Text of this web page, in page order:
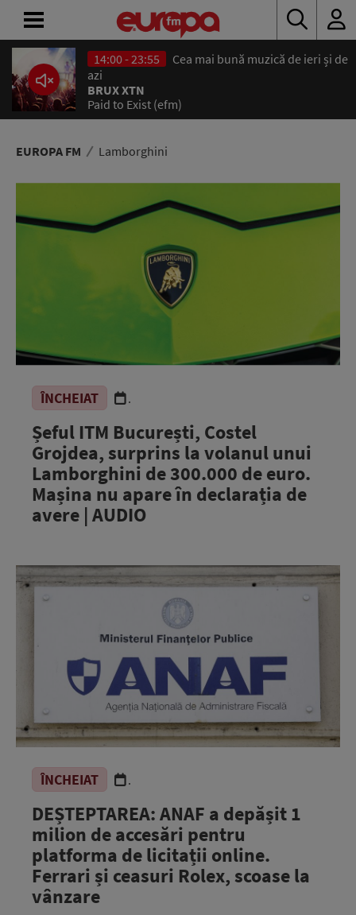
14:00 - 23:55
Cea mai bună muzică de ieri și de
azi
BRUX XTN
Paid to Exist (efm)
EUROPA FM Lamborghini
ÎNCHEIAT .
Șeful ITM București, Costel
Grojdea, surprins la volanul unui
Lamborghini de 300.000 de euro.
Mașina nu apare în declarația de
avere | AUDIO
ÎNCHEIAT .
DEȘTEPTAREA: ANAF a depășit 1
milion de accesări pentru
platforma de licitații online.
Ferrari și ceasuri Rolex, scoase la
vânzare
ACASĂ
ȘTIRI
RADIO
CONCURSURI
PODCAST